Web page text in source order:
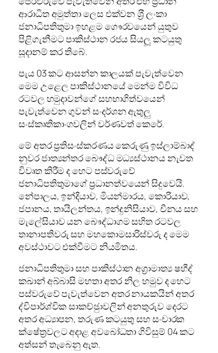
ආරාධිත අමුත්තා ලෙස එක්වන ශ‍්‍රී ලංකා
ජනාධිපතිතුමා ඉහළම ගෞරවයෙන් යුතුව
පිළිගැනීමට පාකිස්ථාන රජය සියලූ කටයුතු
සූදානම් කර තිබේ.
පැය 03 කට ආසන්න කාලයක් පැවැත්වෙන
මෙම උළෙල පාකිස්ථානයේ මෙන්ම විවිධ
රටවල හමුදාවන්ගේ සහභාගිත්වයෙන්
පැවැත්වෙන ගුවන් සංදර්ශන ඇතුලු
සංස්කෘතිකාංගවලින් වර්ණවත් කෙරේ.
මේ අතර ප‍්‍රතිසංස්කරණය කෙරුණු ඉස්ලාම්බාද්
නුවර ජාත්‍යන්තර බෞද්ධ මධ්‍යස්ථානය නැවත
විවෘත කිරීම ද හෙට පස්වරුවේ
ජනාධිපතිතුමාගේ ප‍්‍රධානත්වයෙන් සිදුවෙයි.
නේපාලය, ඉන්දියාව, මියන්මාරය, කොරියාව,
ජපානය, තායිලන්තය, ඉන්දුනිසියාව, චීනය සහ
මැලේසියාව යන බෞද්ධාගම සහිත රටවල
තානාපතිවරු සහ මහකොමසාරිස්වරු ද මෙම
අවස්ථාවට එක්වීමට නියමිතය.
ජනාධිපතිතුමා සහ පාකිස්ථාන අග‍්‍රාමාත්‍ය ෂහීද්
කඛාන් අබ්බාසි මහතා අතර නිල හමුව ද හෙට
පස්වරුවේ පැවැත්වෙන අතර නායකයින් අතර
ද්විපාර්ශ්වික සාකච්ඡුාවලින් අනතුරුව දෙරට
අතර අධ්‍යාපන, තරුණ කටයුතු සහ සංචාරක
ක්ෂේත‍්‍රවලට අදාළ අවබෝධතා ගිවිසුම් 04 කට
අත්සන් තැබෙනු ඇත.